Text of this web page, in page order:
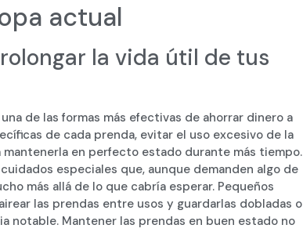
actual
la vida útil de tus
de las formas más efectivas de ahorrar dinero a
de cada prenda, evitar el uso excesivo de la
en perfecto estado durante más tiempo.
especiales que, aunque demanden algo de
más allá de lo que cabría esperar. Pequeños
las prendas entre usos y guardarlas dobladas o
notable. Mantener las prendas en buen estado no